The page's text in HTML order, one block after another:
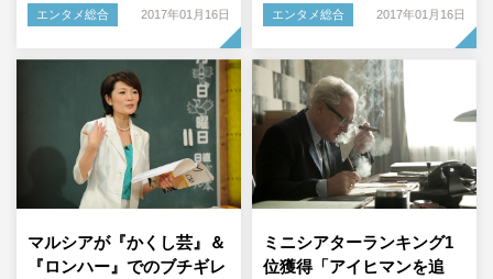
エンタメ総合 2017年01月16日 エンタメ総合 2017年01月16日
マルシアが『かくし芸』＆
『ロンハー』でのブチギレ
ミニシアターランキング1
位獲得「アイヒマンを追